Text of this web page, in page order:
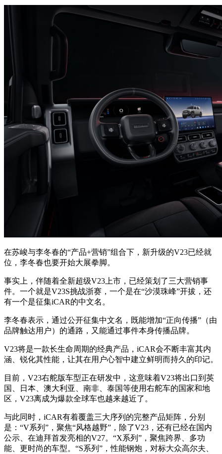
在苏峻与李冬春的“产品+营销”组合下，新升级的V23已经就
位，李冬春也要开始大展拳脚。
事实上，伴随着全新超级V23上市，已经策划了三大营销事
件。一个就是V23S挑战浙赛，一个是在“沙漠珠峰”开拔，还
有一个是征集iCAR的中文名。
李冬春表示，通过公开征集中文名，既能增加“正向传播”（由
品牌触达用户）的通路，又能通过事件本身传播品牌。
V23将是一款长生命周期的经典产品，iCAR会不断丰富其内
涵、锐化其性能，让其在用户心智中建立鲜明而持久的印记。
目前，V23右舵版车型正在研发中，这意味着V23将出口到英
国、日本、澳大利亚、南非、泰国等使用右舵车的国家和地
区，V23离成为爆款全球车也越来越近了。
与此同时，iCAR有着覆盖三大序列的完整产品矩阵，分别
是：“V系列”，聚焦“风格越野”，除了V23，还有已经在国内
公示、在迪拜首发亮相的V27。“X系列”，聚焦跨界、多功
能、更时尚的车型。“S系列”，性能钢炮，对标大众高尔夫、